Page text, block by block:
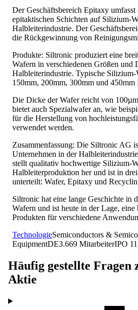
Der Geschäftsbereich Epitaxy
epitaktischen Schichten auf Silizium-
Halbleiterindustrie. Der
die Rückgewinnung von
Produkte: Siltronic produziert eine
Wafern in verschiedenen Größen und
Halbleiterindustrie. Typische Silizium-
150mm, 200mm, 300mm und 450mm
Die Dicke der Wafer reicht von
bietet auch Spezialwafer an, wie
für die Herstellung von
verwendet werden.
Zusammenfassung: Die Siltronic AG
Unternehmen in der
stellt qualitativ hochwertige Silizium-
Halbleiterproduktion her und ist in
unterteilt: Wafer, Epitaxy und
Siltronic hat eine lange Geschichte in
Wafern und ist heute in der Lage, eine
Produkten für verschiedene
TechnologieSemiconductors &
EquipmentDE3.669 MitarbeiterIPO
Häufig gestellte Fragen
Aktie